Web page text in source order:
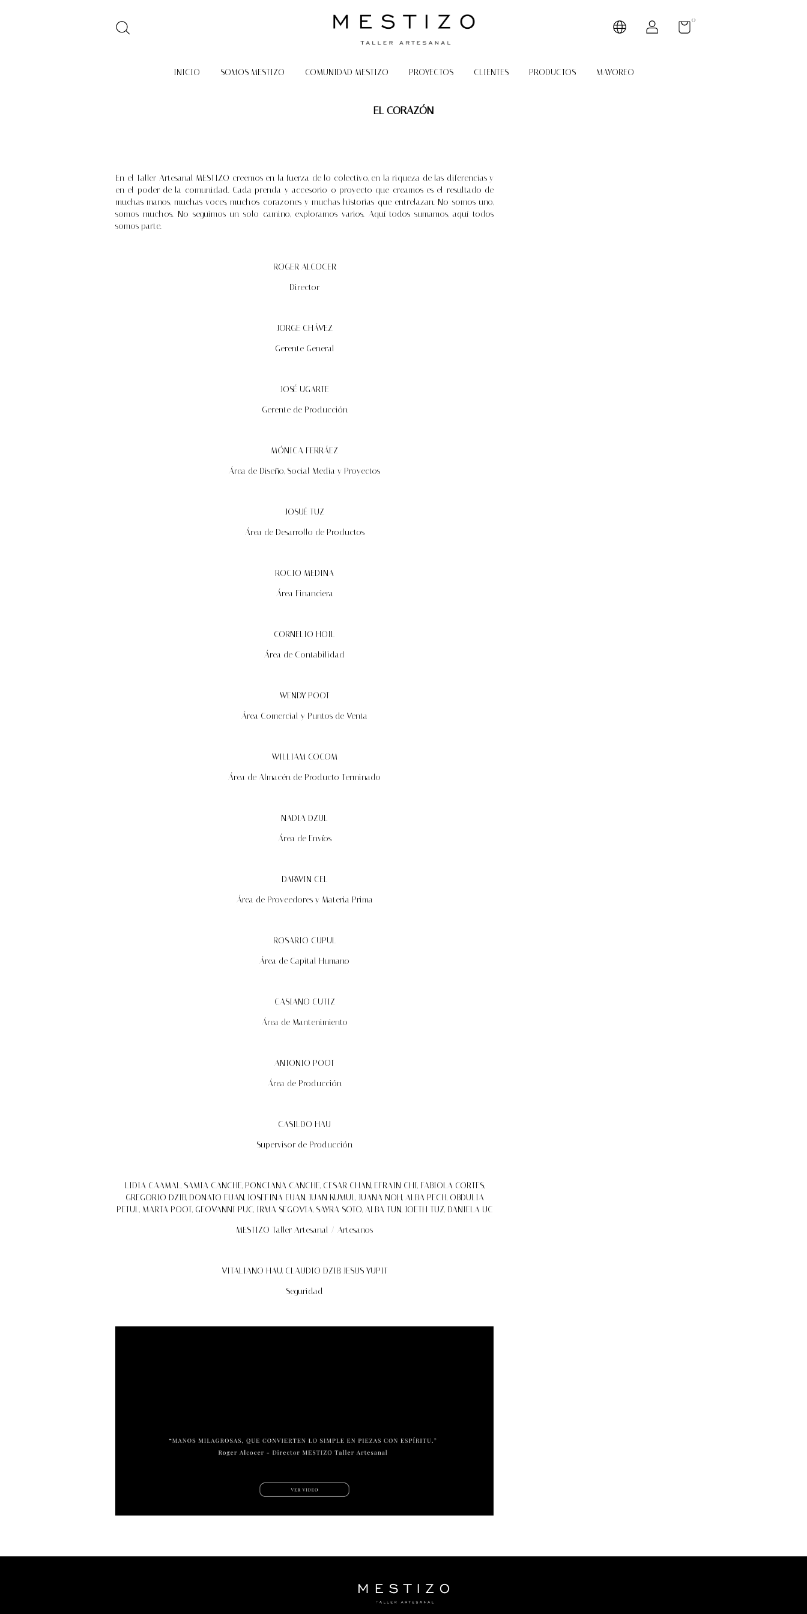
0
INICIO SOMOS MESTIZO COMUNIDAD MESTIZO PROYECTOS CLIENTES PRODUCTOS MAYOREO
EL CORAZÓN
En el Taller Artesanal MESTIZO creemos en la fuerza de lo colectivo, en la riqueza de las diferencias y
en el poder de la comunidad. Cada prenda y accesorio o proyecto que creamos es el resultado de
muchas manos, muchas voces, muchos corazones y muchas historias que entrelazan. No somos uno,
somos muchos. No seguimos un solo camino, exploramos varios. Aquí todos sumamos, aquí todos
somos parte.
ROGER ALCOCER
Director
JORGE CHÁVEZ
Gerente General
JOSÉ UGARTE
Gerente de Producción
MÓNICA FERRÁEZ
Área de Diseño, Social Media y Proyectos
JOSUÉ TUZ
Área de Desarrollo de Productos
ROCIO MEDINA
Área Financiera
CORNELIO HOIL
Área de Contabilidad
WENDY POOT
Área Comercial y Puntos de Venta
WILLIAM COCOM
Área de Almacén de Producto Terminado
NADIA DZUL
Área de Envíos
DARWIN CEL
Área de Proveedores y Materia Prima
ROSARIO CUPUL
Área de Capital Humano
CASIANO CUTIZ
Área de Mantenimiento
ANTONIO POOT
Área de Producción
CASILDO HAU
Supervisor de Producción
LIDIA CAAMAL, SAMIA CANCHE, PONCIANA CANCHE, CESAR CHAN, EFRAIN CHI, FABIOLA CORTES,
GREGORIO DZIB, DONATO EUAN, JOSEFINA EUAN, JUAN KUMUL, JUANA NOH, ALBA PECH, OBDULIA
PETUL, MARTA POOT, GEOVANNI PUC, IRMA SEGOVIA, SAYRA SOTO, ALBA TUN, JOETH TUZ, DANIELA UC
MESTIZO Taller Artesanal / Artesanos
VITALIANO HAU, CLAUDIO DZIB, JESUS YUPIT
Seguridad